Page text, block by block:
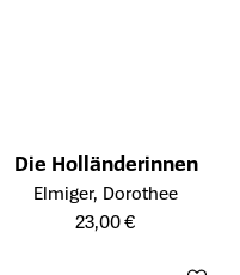
Die Holländerinnen
Öffnet die Detailseite des
Elmiger, Dorothee
23,00 €